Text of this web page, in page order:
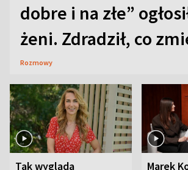
dobre i na złe”
żeni. Zdradził, co
Rozmowy
Tak wygląda Marek